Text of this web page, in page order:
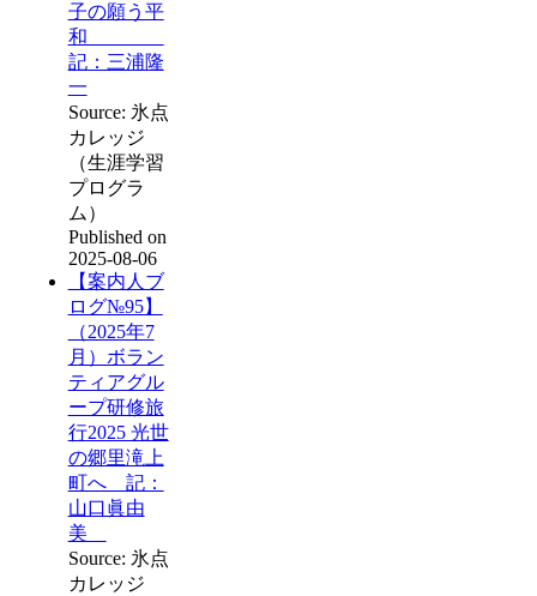
子の願う平
和
記：三浦隆
一
Source: 氷点
カレッジ
（生涯学習
プログラ
ム）
Published on
2025-08-06
【案内人ブ
ログ№95】
（2025年7
月）ボラン
ティアグル
ープ研修旅
行2025 光世
の郷里滝上
町へ 記：
山口眞由
美
Source: 氷点
カレッジ